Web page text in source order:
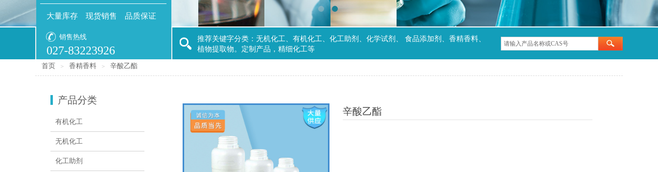
大量库存 现货销售 品质保证
027-83223926
销售热线
推荐关键字分类：无机化工、有机化工、化工助剂、化学试剂、 食品添加剂、香精香料、
植物提取物。定制产品，精细化工等
首页 ＞ 香精香料 ＞ 辛酸乙酯
产品分类
辛酸乙酯
有机化工
无机化工
化工助剂